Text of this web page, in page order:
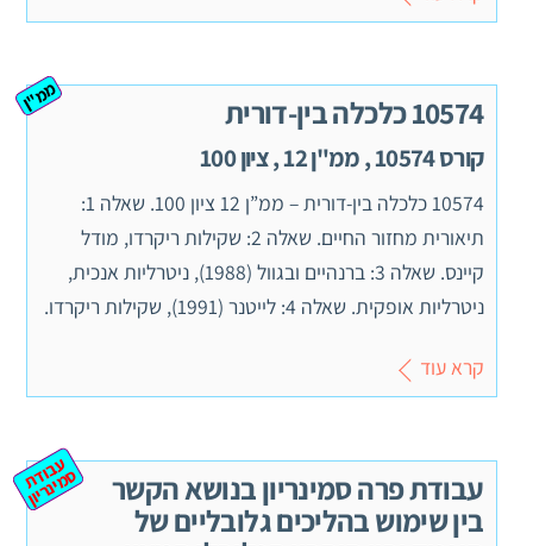
10574 כלכלה בין-דורית
קורס 10574 , ממ"ן 12 , ציון 100
ממ"ן
10574 כלכלה בין-דורית – ממ”ן 12 ציון 100. שאלה 1:
תיאורית מחזור החיים. שאלה 2: שקילות ריקרדו, מודל
קיינס. שאלה 3: ברנהיים ובגוול (1988), ניטרליות אנכית,
ניטרליות אופקית. שאלה 4: לייטנר (1991), שקילות ריקרדו.
קרא עוד
עבודת פרה סמינריון בנושא הקשר
בין שימוש בהליכים גלובליים של
ע
ב
וד
ת
ס
מ
ינ
ר
יון